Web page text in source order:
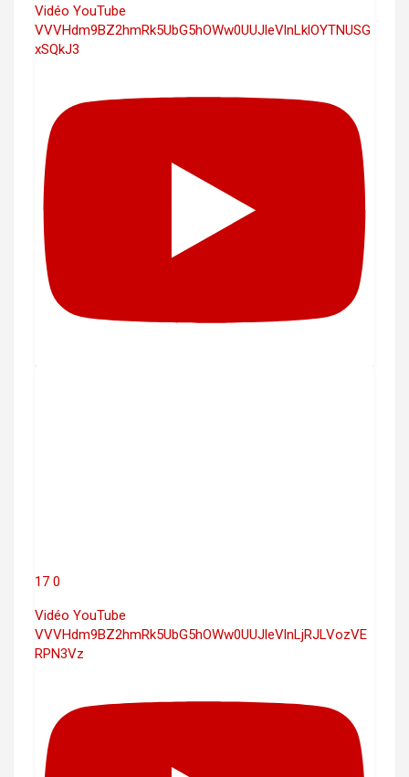
Vidéo YouTube
VVVHdm9BZ2hmRk5UbG5hOWw0UUJleVlnLklOYTNUSG
xSQkJ3
17 0
Vidéo YouTube
VVVHdm9BZ2hmRk5UbG5hOWw0UUJleVlnLjRJLVozVE
RPN3Vz